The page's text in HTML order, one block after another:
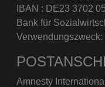
IBAN : DE23 3702
Bank für
Amnesty International